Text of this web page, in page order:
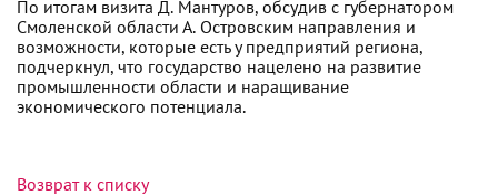
По итогам визита Д. Мантуров, обсудив с губернатором
Смоленской области А. Островским направления и
возможности, которые есть у предприятий региона,
подчеркнул, что государство нацелено на развитие
промышленности области и наращивание
экономического потенциала.
Возврат к списку